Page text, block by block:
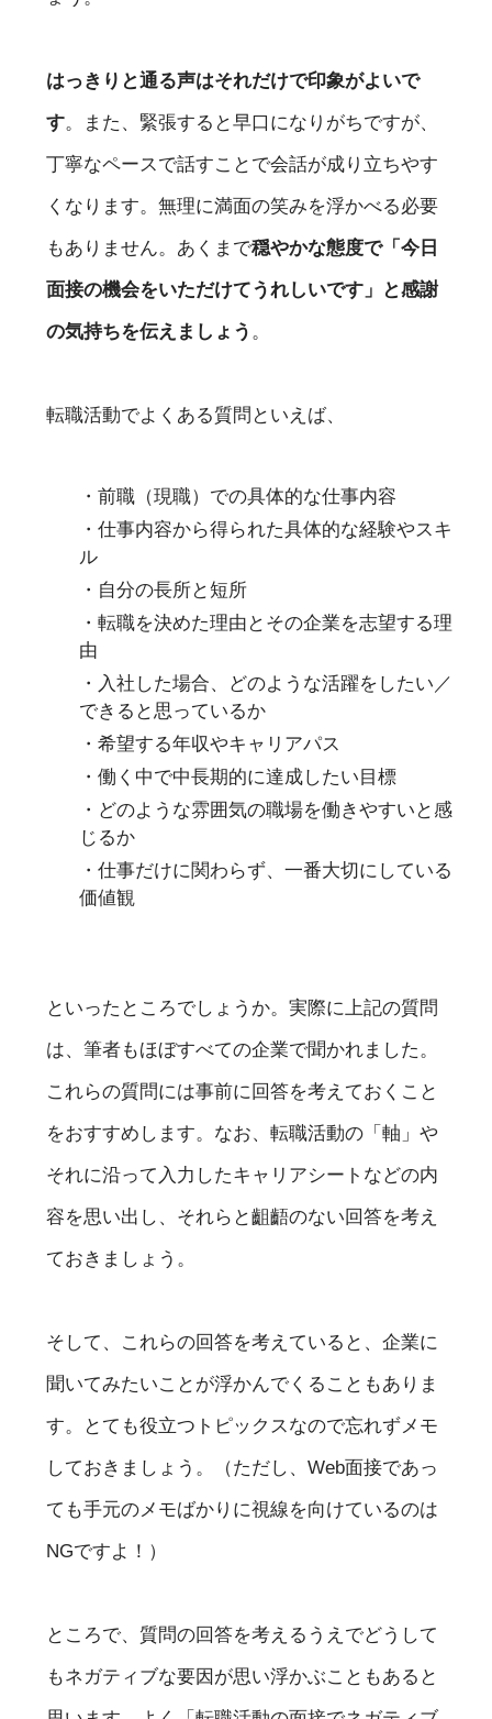
はっきりと通る声はそれだけで印象がよいで
す。また、緊張すると早口になりがちですが、
丁寧なペースで話すことで会話が成り立ちやす
くなります。無理に満面の笑みを浮かべる必要
もありません。あくまで穏やかな態度で「今日
面接の機会をいただけてうれしいです」と感謝
の気持ちを伝えましょう 。
転職活動でよくある質問といえば、
・前職（現職）での具体的な仕事内容
・仕事内容から得られた具体的な経験やスキ
ル
・自分の長所と短所
・転職を決めた理由とその企業を志望する理
由
・入社した場合、どのような活躍をしたい／
できると思っているか
・希望する年収やキャリアパス
・働く中で中長期的に達成したい目標
・どのような雰囲気の職場を働きやすいと感
じるか
・仕事だけに関わらず、一番大切にしている
価値観
といったところでしょうか。実際に上記の質問
は、筆者もほぼすべての企業で聞かれました。
これらの質問には事前に回答を考えておくこと
をおすすめします。なお、転職活動の「軸」や
それに沿って入力したキャリアシートなどの内
容を思い出し、それらと齟齬のない回答を考え
ておきましょう。
そして、これらの回答を考えていると、企業に
聞いてみたいことが浮かんでくることもありま
す。とても役立つトピックスなので忘れずメモ
しておきましょう。（ただし、Web面接であっ
ても手元のメモばかりに視線を向けているのは
NGですよ！）
ところで、質問の回答を考えるうえでどうして
もネガティブな要因が思い浮かぶこともあると